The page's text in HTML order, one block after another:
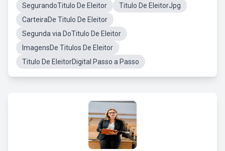
SegurandoTitulo De Eleitor
Titulo De EleitorJpg
CarteiraDe Titulo De Eleitor
Segunda via DoTitulo De Eleitor
ImagensDe Titulos De Eleitor
Titulo De EleitorDigital Passo a Passo